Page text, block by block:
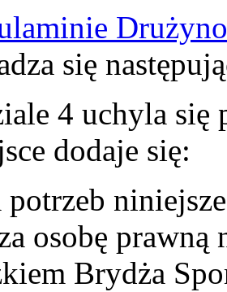
się
4 uchyla się
dodaje się:
potrzeb
osobę
Brydża